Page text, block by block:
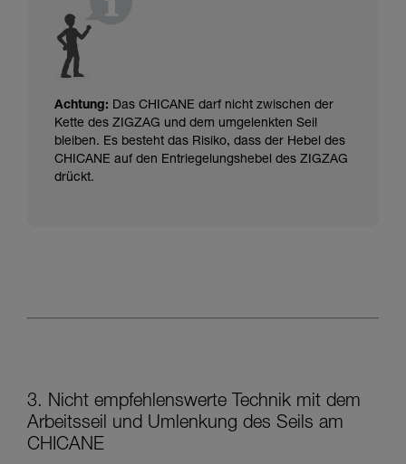
Achtung: Das CHICANE darf nicht zwischen der
Kette des ZIGZAG und dem umgelenkten Seil
bleiben. Es besteht das Risiko, dass der Hebel des
CHICANE auf den Entriegelungshebel des ZIGZAG
drückt.
3. Nicht empfehlenswerte Technik mit dem
Arbeitsseil und Umlenkung des Seils am
CHICANE